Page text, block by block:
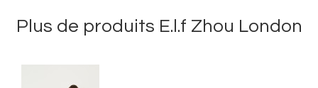
Plus de produits E.l.f Zhou London